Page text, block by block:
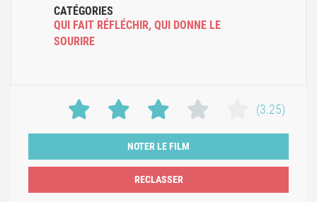
CATÉGORIES
QUI FAIT RÉFLÉCHIR, QUI DONNE LE
SOURIRE
(3.25)
NOTER LE FILM